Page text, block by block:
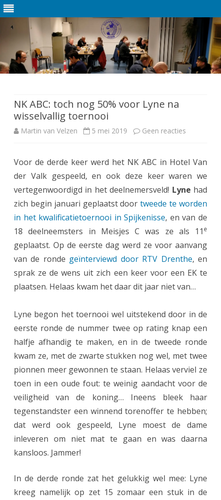
de
inhoud
NK ABC: toch nog 50% voor Lyne na
wisselvallig toernooi
Martin van Velzen 5 mei 2019 Geen reacties
N
A
B
C
t
o
n
o
g
0
%
v
o
r
Voor de derde keer werd het NK ABC in Hotel Van
der Valk gespeeld, en ook deze keer waren we
vertegenwoordigd in het deelnemersveld! Lyne had
zich begin januari geplaatst doortweede te worden
in het kwalificatietoernooi in Spijkenisse, en van de
18 deelneemsters in Meisjes C was ze als 11 e
geplaatst. Op de eerste dag werd ze voor aanvang
van de ronde geïnterviewd door RTV Drenthe, en
sprak ze de wens uit zich een keer voor een EK te
plaatsen. Helaas kwam het daar dit jaar niet van…
Lyne begon het toernooi wel uitstekend door in de
eerste ronde de nummer twee op rating knap een
halfje afhandig te maken, en in de tweede ronde
kwam ze, met de zwarte stukken nog wel, met twee
pionnen meer gewonnen te staan. Helaas verviel ze
toen in een oude fout: te weinig aandacht voor de
veiligheid van de koning… Ineens bleek haar
tegenstandster een winnend torenoffer te hebben;
dat werd ook gespeeld, Lyne moest de dame
inleveren om niet mat te gaan en was daarna
kansloos. Jammer!
In de derde ronde zat het gelukkig wel mee: Lyne
kreeg namelijk op zet 15 zomaar een stuk in de